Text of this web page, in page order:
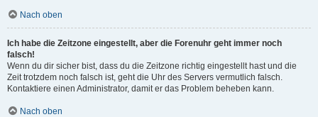
Nach oben
Ich habe die Zeitzone eingestellt, aber die Forenuhr geht immer noch
falsch!
Wenn du dir sicher bist, dass du die Zeitzone richtig eingestellt hast und die
Zeit trotzdem noch falsch ist, geht die Uhr des Servers vermutlich falsch.
Kontaktiere einen Administrator, damit er das Problem beheben kann.
Nach oben